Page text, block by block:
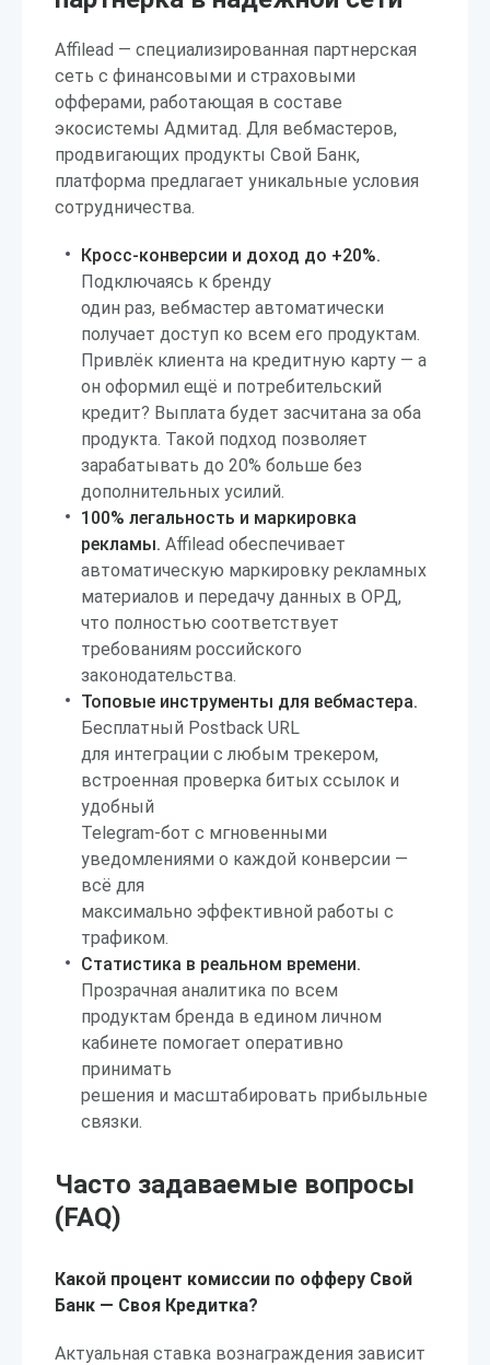
Affilead — специализированная партнерская
сеть с финансовыми и страховыми
офферами, работающая в составе
экосистемы Адмитад. Для вебмастеров,
продвигающих продукты Свой Банк,
платформа предлагает уникальные условия
сотрудничества.
Кросс-конверсии и доход до +20%.
Подключаясь к бренду
один раз, вебмастер автоматически
получает доступ ко всем его продуктам.
Привлёк клиента на кредитную карту — а
он оформил ещё и потребительский
кредит? Выплата будет засчитана за оба
продукта. Такой подход позволяет
зарабатывать до 20% больше без
дополнительных усилий.
100% легальность и маркировка
рекламы. Affilead обеспечивает
автоматическую маркировку рекламных
материалов и передачу данных в ОРД,
что полностью соответствует
требованиям российского
законодательства.
Топовые инструменты для вебмастера.
Бесплатный Postback URL
для интеграции с любым трекером,
встроенная проверка битых ссылок и
удобный
Telegram-бот с мгновенными
уведомлениями о каждой конверсии —
всё для
максимально эффективной работы с
трафиком.
Статистика в реальном времени.
Прозрачная аналитика по всем
продуктам бренда в едином личном
кабинете помогает оперативно
принимать
решения и масштабировать прибыльные
связки.
Часто задаваемые вопросы
(FAQ)
Какой процент комиссии по офферу Свой
Банк — Своя Кредитка?
Актуальная ставка вознаграждения зависит